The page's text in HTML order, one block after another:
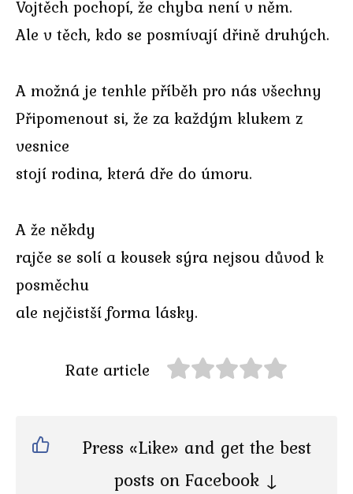
Vojtěch pochopí, že chyba není v něm.
Ale v těch, kdo se posmívají dřině druhých.
A možná je tenhle příběh pro nás všechny
Připomenout si, že za každým klukem z
vesnice
stojí rodina, která dře do úmoru.
A že někdy
rajče se solí a kousek sýra nejsou důvod k
posměchu
ale nejčistší forma lásky.
Rate article
Press «Like» and get the best
posts on Facebook ↓